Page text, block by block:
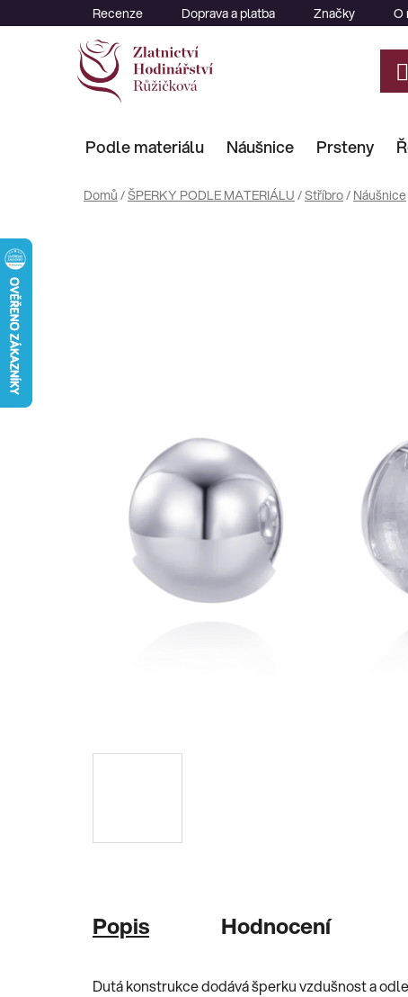
na
Recenze Doprava a platba Značky O
Podle materiálu Náušnice Prsteny
Domů /ŠPERKY PODLE MATERIÁLU /Stříbro/ Náušnice
Popis Hodnocení
Dutá konstrukce dodává šperku vzdušnost a